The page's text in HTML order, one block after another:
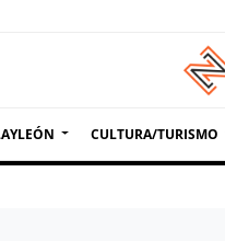
CULTURA/TURISMO